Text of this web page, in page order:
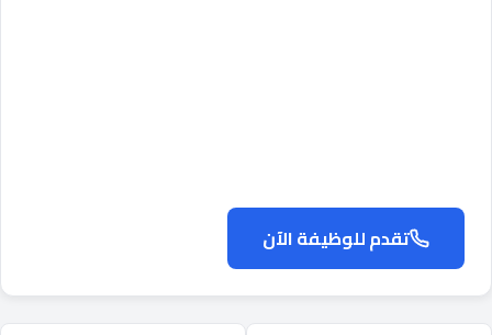
تقدم للوظيفة الآن